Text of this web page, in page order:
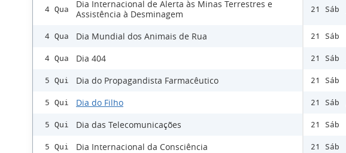
4 Qua
Dia Internacional de Alerta às Minas Terrestres e
Assistência à Desminagem
4 Qua Dia Mundial dos Animais de Rua
4 Qua Dia 404
5 Qui Dia do Propagandista Farmacêutico
5 Qui Dia do Filho
5 Qui Dia das Telecomunicações
5 Qui Dia Internacional da Consciência
21 Sáb
21 Sáb
21 Sáb
21 Sáb
21 Sáb
21 Sáb
21 Sáb